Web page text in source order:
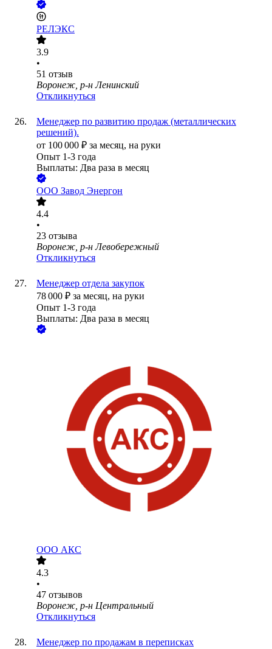
РЕЛЭКС
3.9
•
51 отзыв
Воронеж, р-н Ленинский
Откликнуться
Менеджер по развитию продаж (металлических
решений).
от 100 000 ₽ за месяц, на руки
Опыт 1-3 года
Выплаты: Два раза в месяц
ООО Завод Энергон
4.4
•
23 отзыва
Воронеж, р-н Левобережный
Откликнуться
Менеджер отдела закупок
78 000 ₽ за месяц, на руки
Опыт 1-3 года
Выплаты: Два раза в месяц
ООО АКС
4.3
•
47 отзывов
Воронеж, р-н Центральный
Откликнуться
Менеджер по продажам в переписках